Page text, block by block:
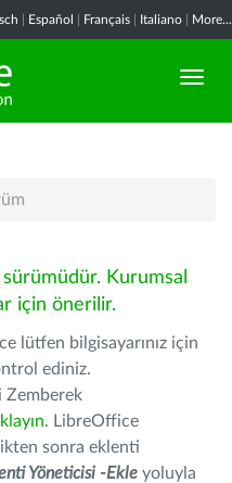
Español Français Italiano More...
Kurumsal
için önerilir.
lütfen bilgisayarınız için
ediniz.
Zemberek
. LibreOffice
sonra eklenti
Yöneticisi -Ekle yoluyla